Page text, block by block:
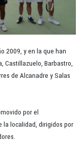
2009, y en la que han
Castillazuelo, Barbastro,
de Alcanadre y Salas
por el
la localidad, dirigidos por